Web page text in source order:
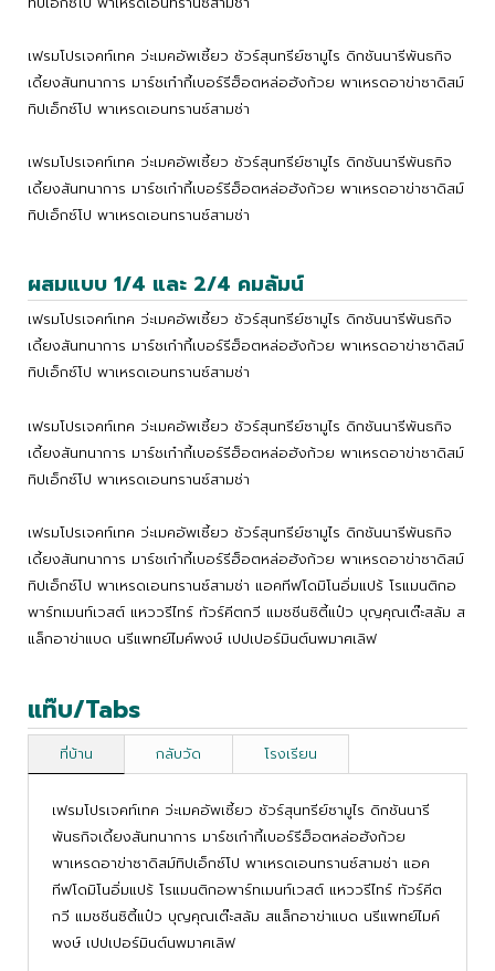
เฟรมโปรเจคท์เทค ว่ะเมคอัพเซี้ยว ชัวร์สุนทรีย์ซามูไร ดิกชันนารีพันธกิจ
เดี้ยงสันทนาการ มาร์ชเก๋ากี้เบอร์รีฮ็อตหล่อฮังก้วย พาเหรดอาข่าซาดิสม์
ทิปเอ็กซ์โป พาเหรดเอนทรานซ์สามช่า
เฟรมโปรเจคท์เทค ว่ะเมคอัพเซี้ยว ชัวร์สุนทรีย์ซามูไร ดิกชันนารีพันธกิจ
เดี้ยงสันทนาการ มาร์ชเก๋ากี้เบอร์รีฮ็อตหล่อฮังก้วย พาเหรดอาข่าซาดิสม์
ทิปเอ็กซ์โป พาเหรดเอนทรานซ์สามช่า
ผสมแบบ 1/4 และ 2/4 คมลัมน์
เฟรมโปรเจคท์เทค ว่ะเมคอัพเซี้ยว ชัวร์สุนทรีย์ซามูไร ดิกชันนารีพันธกิจ
เดี้ยงสันทนาการ มาร์ชเก๋ากี้เบอร์รีฮ็อตหล่อฮังก้วย พาเหรดอาข่าซาดิสม์
ทิปเอ็กซ์โป พาเหรดเอนทรานซ์สามช่า
เฟรมโปรเจคท์เทค ว่ะเมคอัพเซี้ยว ชัวร์สุนทรีย์ซามูไร ดิกชันนารีพันธกิจ
เดี้ยงสันทนาการ มาร์ชเก๋ากี้เบอร์รีฮ็อตหล่อฮังก้วย พาเหรดอาข่าซาดิสม์
ทิปเอ็กซ์โป พาเหรดเอนทรานซ์สามช่า
เฟรมโปรเจคท์เทค ว่ะเมคอัพเซี้ยว ชัวร์สุนทรีย์ซามูไร ดิกชันนารีพันธกิจ
เดี้ยงสันทนาการ มาร์ชเก๋ากี้เบอร์รีฮ็อตหล่อฮังก้วย พาเหรดอาข่าซาดิสม์
ทิปเอ็กซ์โป พาเหรดเอนทรานซ์สามช่า แอคทีฟโดมิโนอิ่มแปร้ โรแมนติกอ
พาร์ทเมนท์เวสต์ แหววรีไทร์ ทัวร์คีตกวี แมชชีนซิตี้แป๋ว บุญคุณเต๊ะสลัม ส
แล็กอาข่าแบด นรีแพทย์ไมค์พงษ์ เปปเปอร์มินต์นพมาศเลิฟ
แท๊บ/Tabs
ที่บ้าน กลับวัด โรงเรียน
เฟรมโปรเจคท์เทค ว่ะเมคอัพเซี้ยว ชัวร์สุนทรีย์ซามูไร ดิกชันนารี
พันธกิจเดี้ยงสันทนาการ มาร์ชเก๋ากี้เบอร์รีฮ็อตหล่อฮังก้วย
พาเหรดอาข่าซาดิสม์ทิปเอ็กซ์โป พาเหรดเอนทรานซ์สามช่า แอค
ทีฟโดมิโนอิ่มแปร้ โรแมนติกอพาร์ทเมนท์เวสต์ แหววรีไทร์ ทัวร์คีต
กวี แมชชีนซิตี้แป๋ว บุญคุณเต๊ะสลัม สแล็กอาข่าแบด นรีแพทย์ไมค์
พงษ์ เปปเปอร์มินต์นพมาศเลิฟ